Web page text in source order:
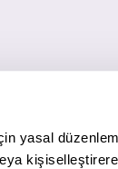
yasal